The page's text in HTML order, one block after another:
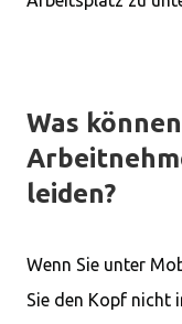
Was
leiden?
Wenn Sie unter
Sie den Kopf nicht